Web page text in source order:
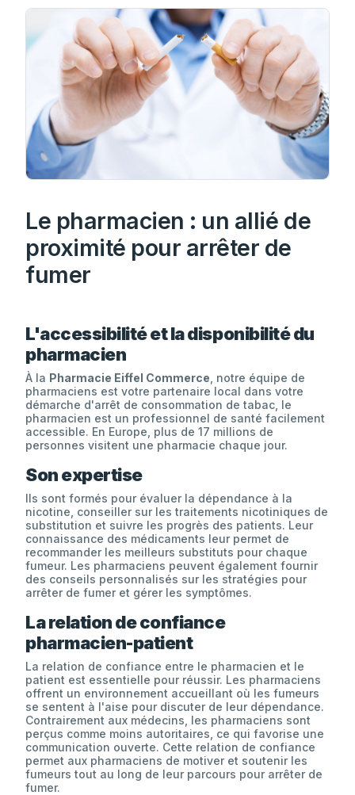
Le pharmacien : un allié de
proximité pour arrêter de
fumer
L'accessibilité et la disponibilité du
pharmacien
À la Pharmacie Eiffel Commerce , notre équipe de
pharmaciens est votre partenaire local dans votre
démarche d'arrêt de consommation de tabac, le
pharmacien est un professionnel de santé facilement
accessible. En Europe, plus de 17 millions de
personnes visitent une pharmacie chaque jour.
Son expertise
Ils sont formés pour évaluer la dépendance à la
nicotine, conseiller sur les traitements nicotiniques de
substitution et suivre les progrès des patients. Leur
connaissance des médicaments leur permet de
recommander les meilleurs substituts pour chaque
fumeur. Les pharmaciens peuvent également fournir
des conseils personnalisés sur les stratégies pour
arrêter de fumer et gérer les symptômes.
La relation de confiance
pharmacien-patient
La relation de confiance entre le pharmacien et le
patient est essentielle pour réussir. Les pharmaciens
offrent un environnement accueillant où les fumeurs
se sentent à l'aise pour discuter de leur dépendance.
Contrairement aux médecins, les pharmaciens sont
perçus comme moins autoritaires, ce qui favorise une
communication ouverte. Cette relation de confiance
permet aux pharmaciens de motiver et soutenir les
fumeurs tout au long de leur parcours pour arrêter de
fumer.